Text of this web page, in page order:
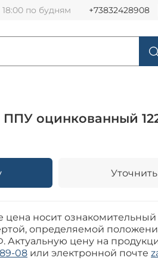
18:00 по будням +73832428908
оцинкованный
цена носит ознакомительный
определяемой
Актуальную цену на
08 или электронной почте